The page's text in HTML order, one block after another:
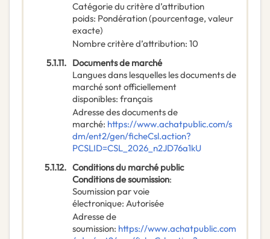
Catégorie du critère d’attribution
poids: Pondération (pourcentage, valeur
exacte)
Nombre critère d’attribution: 10
5.1.11. Documents de marché
Langues dans lesquelles les documents de
marché sont officiellement
disponibles: français
Adresse des documents de
marché: https://www.achatpublic.com/s
dm/ent2/gen/ficheCsl.action?
PCSLID=CSL_2026_n2JD76a1kU
5.1.12. Conditions du marché public
Conditions de soumission:
Soumission par voie
électronique: Autorisée
Adresse de
soumission: https://www.achatpublic.com